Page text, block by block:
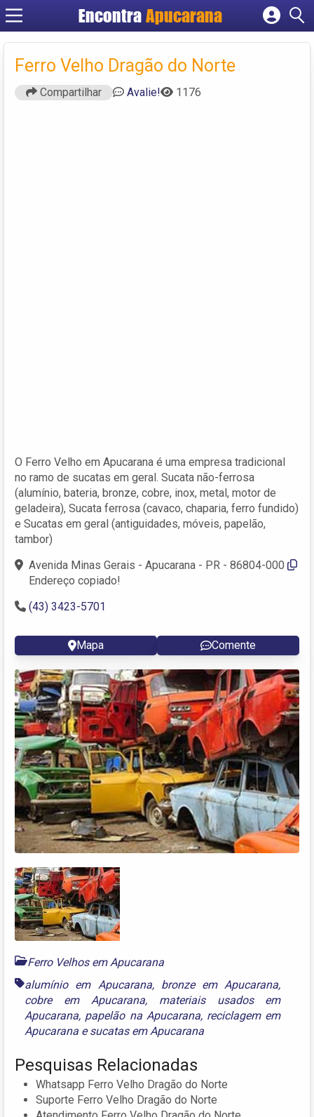
Encontra Apucarana
Cadastrar empresa
Fazer login
Criar conta
Ferro Velho Dragão do Norte
Compartilhar Avalie! 1176
O Ferro Velho em Apucarana é uma empresa tradicional
no ramo de sucatas em geral. Sucata não-ferrosa
(alumínio, bateria, bronze, cobre, inox, metal, motor de
geladeira), Sucata ferrosa (cavaco, chaparia, ferro fundido)
e Sucatas em geral (antiguidades, móveis, papelão,
tambor)
Avenida Minas Gerais - Apucarana - PR - 86804-000
Endereço copiado!
(43) 3423-5701
Mapa Comente
Ferro Velhos em Apucarana
alumínio em Apucarana, bronze em Apucarana,
cobre em Apucarana, materiais usados em
Apucarana, papelão na Apucarana, reciclagem em
Apucarana esucatas em Apucarana
Pesquisas Relacionadas
Whatsapp Ferro Velho Dragão do Norte
Suporte Ferro Velho Dragão do Norte